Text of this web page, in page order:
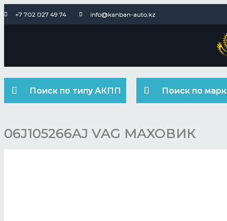
+7 702 027 49 74 info@kanban-auto.kz
Поиск по типу АКПП Поиск по
06J105266AJ VAG МАХОВИК